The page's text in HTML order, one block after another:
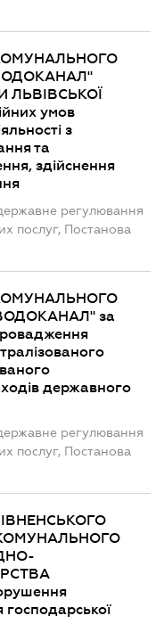
КОМУНАЛЬНОГО
ЛЬВІВСЬКОЇ
умов
з
та
здійснення
регулювання
послуг, Постанова
КОМУНАЛЬНОГО
за
державного
регулювання
послуг, Постанова